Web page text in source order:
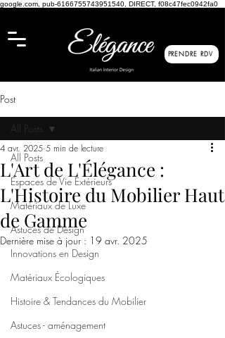
google.com, pub-6166755743951540, DIRECT, f08c47fec0942fa0
PRENDRE RDV
Post
All Posts
Espaces de Vie Extérieurs
Matériaux de Luxe
Astuces de Design
Innovations en Design
Matériaux Écologiques
Histoire & Tendances du Mobilier
Astuces - aménagement
All Posts
L'Art de L'Élégance :
L'Histoire du Mobilier Haut
de Gamme
4 avr. 2025 5 min de lecture
Dernière mise à jour : 19 avr. 2025